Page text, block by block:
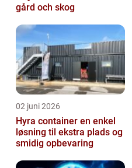
gård och skog
02 juni 2026
Hyra container en enkel
løsning til ekstra plads og
smidig opbevaring